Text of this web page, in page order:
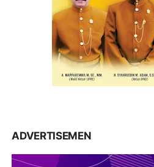
ADVERTISEMEN